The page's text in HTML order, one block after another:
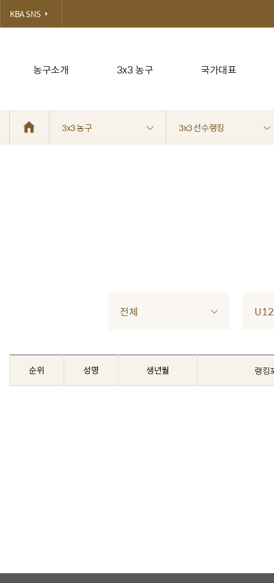
농구소개 3x3 농구 국가대표
KBA SNS
3x3 농구 3x3 선수랭킹
전체 U12
순위 성명 생년월 랭킹